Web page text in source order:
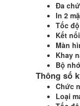
Đa
In 2
Tốc
Kết
Màn
Khay
Bộ
Thông số
Chức
Loại